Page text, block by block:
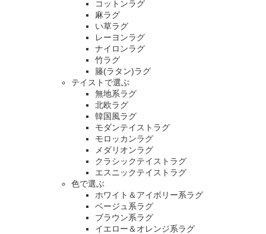
コットンラグ
麻ラグ
い草ラグ
レーヨンラグ
ナイロンラグ
竹ラグ
籐(ラタン)ラグ
テイストで選ぶ
無地系ラグ
北欧ラグ
韓国風ラグ
モダンテイストラグ
モロッカンラグ
メダリオンラグ
クラシックテイストラグ
エスニックテイストラグ
色で選ぶ
ホワイト＆アイボリー系ラグ
ベージュ系ラグ
ブラウン系ラグ
イエロー＆オレンジ系ラグ